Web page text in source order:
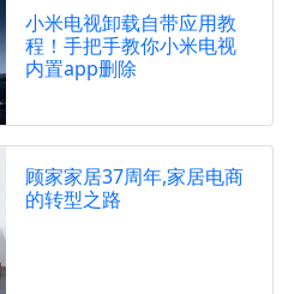
小米电视卸载自带应用教
程！手把手教你小米电视
内置app删除
顾家家居37周年,家居电商
的转型之路